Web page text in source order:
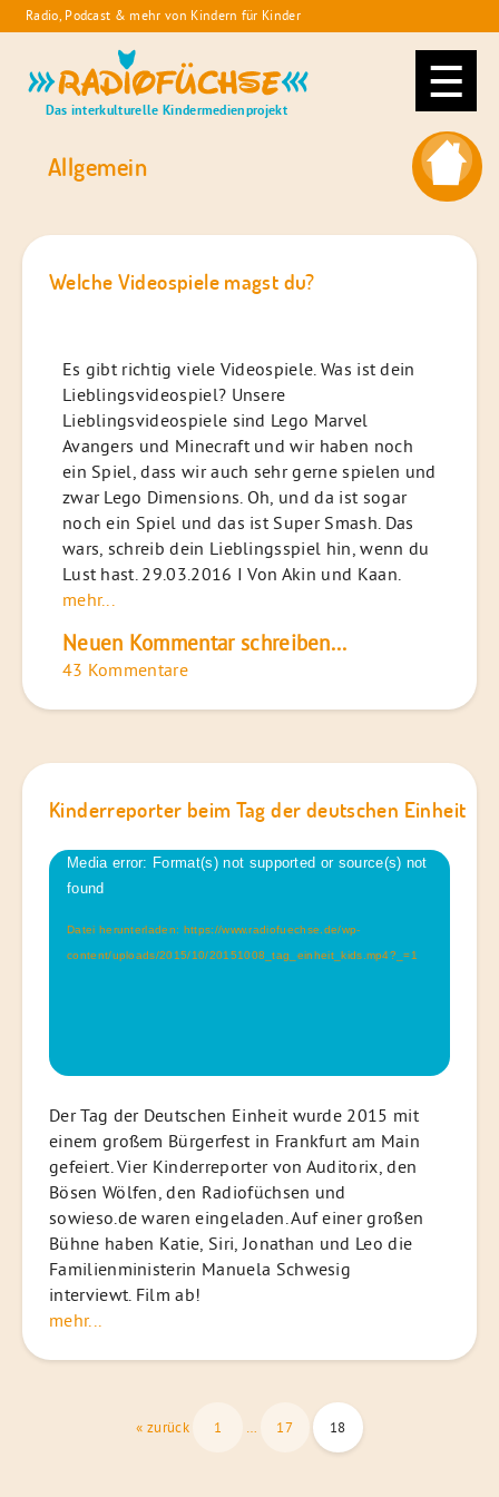
Skip
to
Radio, Podcast & mehr von Kindern für Kinder
Radiofüchse
Das interkulturelle Kindermedienprojekt
Allgemein
Welche Videospiele magst du?
Es gibt richtig viele Videospiele. Was ist dein
Lieblingsvideospiel? Unsere
Lieblingsvideospiele sind Lego Marvel
Avangers und Minecraft und wir haben noch
ein Spiel, dass wir auch sehr gerne spielen und
zwar Lego Dimensions. Oh, und da ist sogar
noch ein Spiel und das ist Super Smash. Das
wars, schreib dein Lieblingsspiel hin, wenn du
Lust hast. 29.03.2016 I Von Akin und Kaan.
mehr...
Neuen Kommentar schreiben...
43 Kommentare
Kinderreporter beim Tag der deutschen Einheit
Video-
Player
Media error: Format(s) not supported or source(s) not
found
Datei herunterladen: https://www.radiofuechse.de/wp-
content/uploads/2015/10/20151008_tag_einheit_kids.mp4?_=1
Der Tag der Deutschen Einheit wurde 2015 mit
einem großem Bürgerfest in Frankfurt am Main
gefeiert. Vier Kinderreporter von Auditorix, den
Bösen Wölfen, den Radiofüchsen und
sowieso.de waren eingeladen. Auf einer großen
Bühne haben Katie, Siri, Jonathan und Leo die
Familienministerin Manuela Schwesig
interviewt. Film ab!
mehr...
Seitennummerierung
« zurück 1 … 17 18